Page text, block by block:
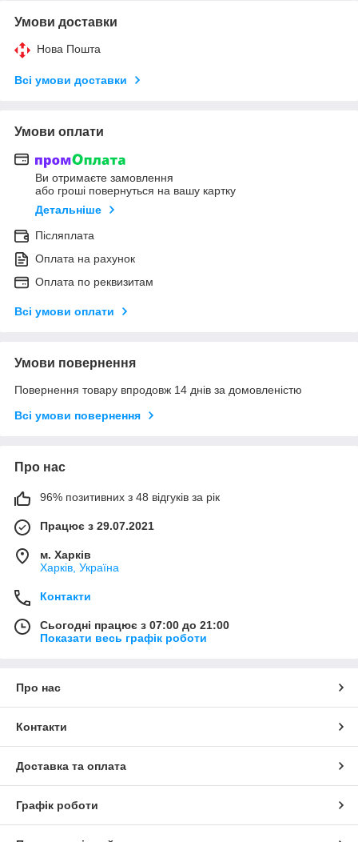
Умови доставки
Нова Пошта
Всі умови доставки
Умови оплати
Ви отримаєте замовлення
або гроші повернуться на вашу картку
Детальніше
Післяплата
Оплата на рахунок
Оплата по реквизитам
Всі умови оплати
Умови повернення
Повернення товару впродовж 14 днів за домовленістю
Всі умови повернення
Про нас
96% позитивних з 48 відгуків за рік
Працює з 29.07.2021
м. Харків
Харків, Україна
Контакти
Сьогодні працює з 07:00 до 21:00
Показати весь графік роботи
Про нас
Контакти
Доставка та оплата
Графік роботи